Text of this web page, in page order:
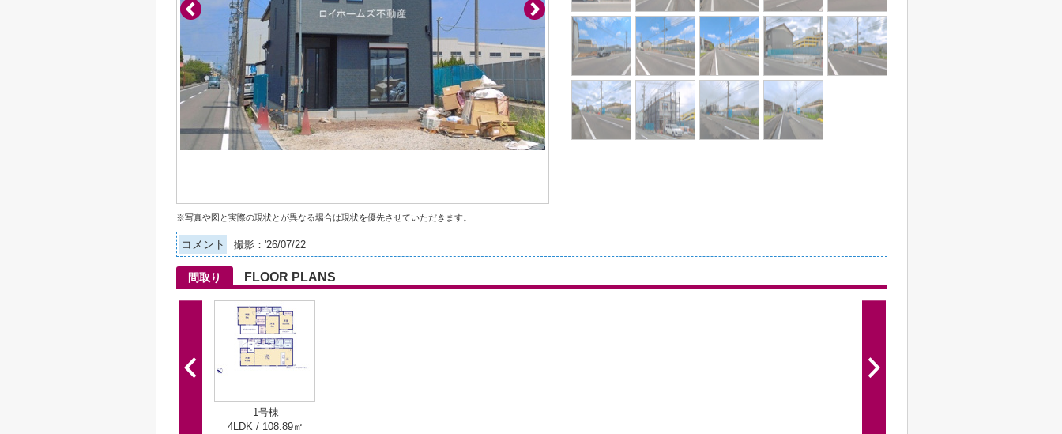
※写真や図と実際の現状とが異なる場合は現状を優先させていただきます。
コメント 撮影：'26/07/22
間取り FLOOR PLANS
1号棟
4LDK / 108.89㎡